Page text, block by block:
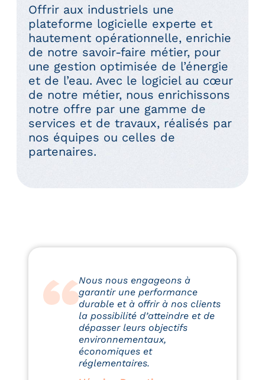
Offrir aux industriels une
plateforme logicielle experte et
hautement opérationnelle, enrichie
de notre savoir-faire métier, pour
une gestion optimisée de l’énergie
et de l’eau. Avec le logiciel au cœur
de notre métier, nous enrichissons
notre offre par une gamme de
services et de travaux, réalisés par
nos équipes ou celles de
partenaires.
Nous nous engageons à
garantir une performance
durable et à offrir à nos clients
la possibilité d’atteindre et de
dépasser leurs objectifs
environnementaux,
économiques et
réglementaires.